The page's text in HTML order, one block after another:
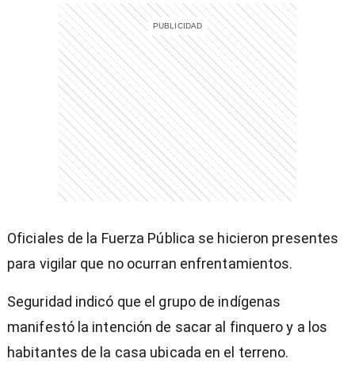
Oficiales de la Fuerza Pública se hicieron presentes
para vigilar que no ocurran enfrentamientos.
Seguridad indicó que el grupo de indígenas
manifestó la intención de sacar al finquero y a los
habitantes de la casa ubicada en el terreno.